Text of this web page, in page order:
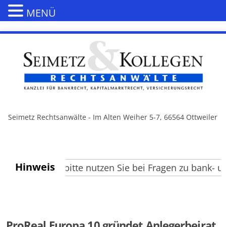
Seimetz Rechtsanwälte - Im Alten Weiher 5-7, 66564 Ottweiler
Hinweisbitte nutzen Sie bei Fragen zu bank-
MENÜ